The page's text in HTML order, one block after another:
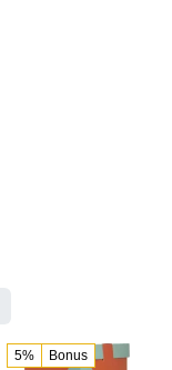
5% Bonus